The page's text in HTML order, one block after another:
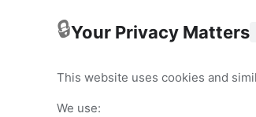
🔒Your Privacy Matters
This website uses cookies and
We use: